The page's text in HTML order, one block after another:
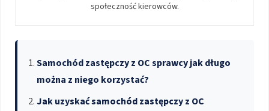
społeczność kierowców.
Samochód zastępczy z OC sprawcy jak długo
można z niego korzystać?
Jak uzyskać samochód zastępczy z OC